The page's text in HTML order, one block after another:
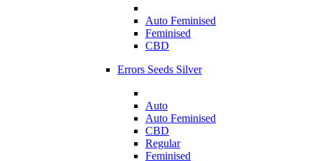
Auto Feminised
Feminised
CBD
Errors Seeds Silver
Auto
Auto Feminised
CBD
Regular
Feminised